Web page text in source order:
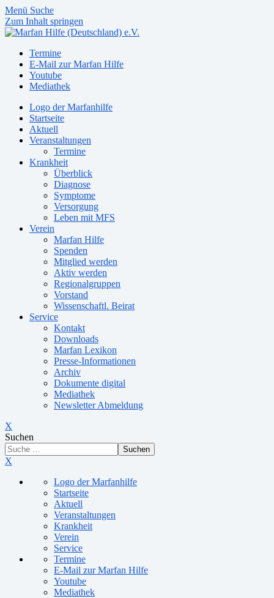
Menü Suche
Zum Inhalt springen
Termine
E-Mail zur Marfan Hilfe
Youtube
Mediathek
Logo der Marfanhilfe
Startseite
Aktuell
Veranstaltungen
Termine
Krankheit
Überblick
Diagnose
Symptome
Versorgung
Leben mit MFS
Verein
Marfan Hilfe
Spenden
Mitglied werden
Aktiv werden
Regionalgruppen
Vorstand
Wissenschaftl. Beirat
Service
Kontakt
Downloads
Marfan Lexikon
Presse-Informationen
Archiv
Dokumente digital
Mediathek
Newsletter Abmeldung
X
Suchen
Suchen
X
Logo der Marfanhilfe
Startseite
Aktuell
Veranstaltungen
Krankheit
Verein
Service
Termine
E-Mail zur Marfan Hilfe
Youtube
Mediathek